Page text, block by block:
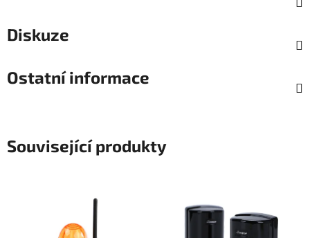
Diskuze
Ostatní informace
Související produkty